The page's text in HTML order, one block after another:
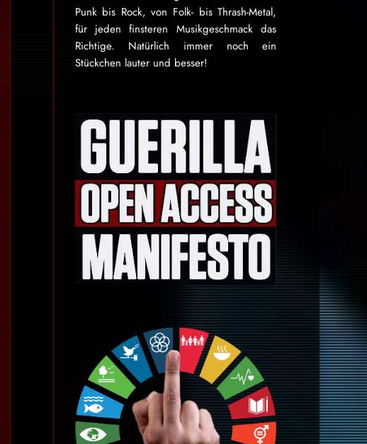
Punk bis Rock, von Folk- bis Thrash-Metal,
für je­den finsteren Mu­sik­ge­schmack das
Rich­tige. Natürlich immer noch ein
Stückchen lauter und besser!